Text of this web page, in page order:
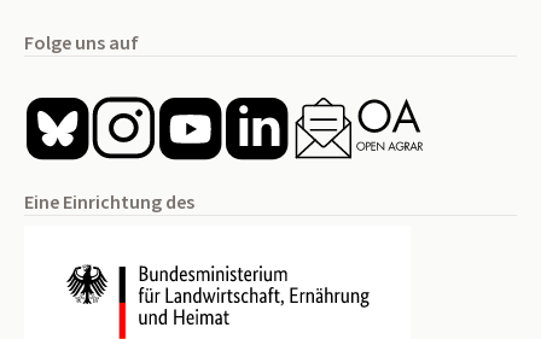
Folge uns auf
Eine Einrichtung des